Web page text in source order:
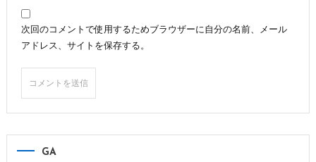
次回のコメントで使用するためブラウザーに自分の名前、メール
アドレス、サイトを保存する。
GA